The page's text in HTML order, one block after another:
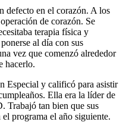
defecto en el corazón. A los
de corazón. Se
terapia física y
al día con sus
vez que comenzó alrededor
hacerlo.
Especial y calificó para asistir
Ella era la líder de
Trabajó tan bien que sus
programa el año siguiente.